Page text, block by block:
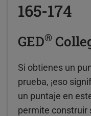
165-174
GED®
Si obtienes un
prueba, ¡eso
un puntaje en
permite construir